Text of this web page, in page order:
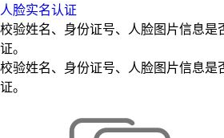
人脸实名认证
校验姓名、身份证号、人脸图片信息是
证。
校验姓名、身份证号、人脸图片信息是
证。